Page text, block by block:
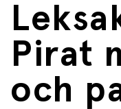
Pirat
och